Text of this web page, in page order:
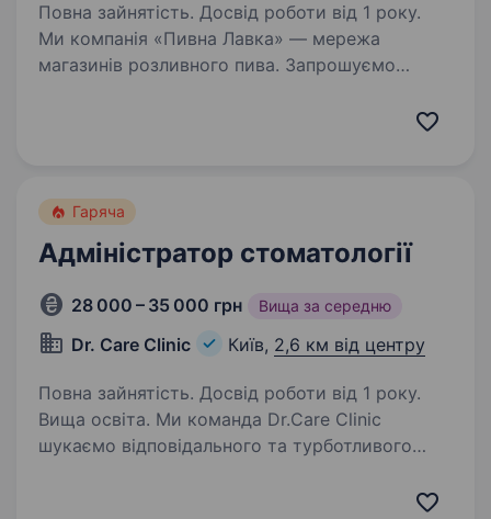
Повна зайнятість. Досвід роботи від 1 року.
Ми компанія «Пивна Лавка» — мережа
магазинів розливного пива. Запрошуємо
адміністратора , який готовий розвиватися
Гаряча
Адміністратор стоматології
28 000 – 35 000 грн Вища за середню
Dr. Care Clinic Київ, 2,6 км від центру
Повна зайнятість. Досвід роботи від 1 року.
Вища освіта. Ми команда Dr.Care Clinic
шукаємо відповідального та турботливого